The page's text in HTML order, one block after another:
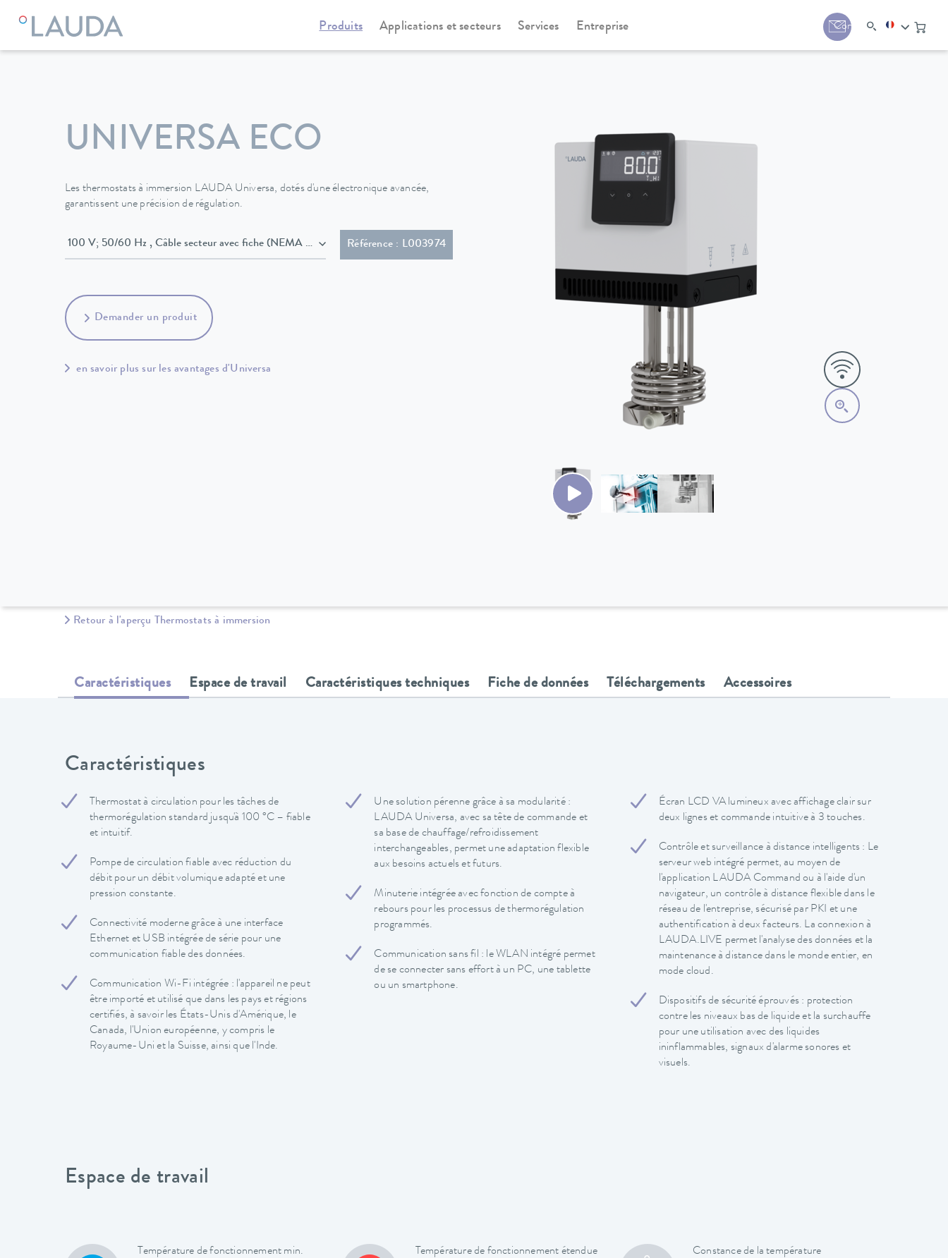
Produits Applications et secteurs Services Entreprise Contact
LAUDA Appareils de thermorégulation Thermostats à immersion Universa
UNIVERSA ECO
Les thermostats à immersion LAUDA Universa, dotés d'une électronique avancée,
garantissent une précision de régulation.
100 V; 50/60 Hz , Câble secteur avec fiche (NEMA 5-15P) Référence : L003974
Demander un produit
en savoir plus sur les avantages d'Universa
Retour à l'aperçu Thermostats à immersion
Caractéristiques Espace de travail Caractéristiques techniques Fiche de données Téléchargements Accessoires
Caractéristiques
Thermostat à circulation pour les tâches de
thermorégulation standard jusqu'à 100 °C – fiable
et intuitif.
Pompe de circulation fiable avec réduction du
débit pour un débit volumique adapté et une
pression constante.
Connectivité moderne grâce à une interface
Ethernet et USB intégrée de série pour une
communication fiable des données.
Communication Wi-Fi intégrée : l'appareil ne peut
être importé et utilisé que dans les pays et régions
certifiés, à savoir les États-Unis d'Amérique, le
Canada, l'Union européenne, y compris le
Royaume-Uni et la Suisse, ainsi que l'Inde.
Une solution pérenne grâce à sa modularité :
LAUDA Universa, avec sa tête de commande et
sa base de chauffage/refroidissement
interchangeables, permet une adaptation flexible
aux besoins actuels et futurs.
Minuterie intégrée avec fonction de compte à
rebours pour les processus de thermorégulation
programmés.
Communication sans fil : le WLAN intégré permet
de se connecter sans effort à un PC, une tablette
ou un smartphone.
Écran LCD VA lumineux avec affichage clair sur
deux lignes et commande intuitive à 3 touches.
Contrôle et surveillance à distance intelligents : Le
serveur web intégré permet, au moyen de
l'application LAUDA Command ou à l'aide d'un
navigateur, un contrôle à distance flexible dans le
réseau de l'entreprise, sécurisé par PKI et une
authentification à deux facteurs. La connexion à
LAUDA.LIVE permet l'analyse des données et la
maintenance à distance dans le monde entier, en
mode cloud.
Dispositifs de sécurité éprouvés : protection
contre les niveaux bas de liquide et la surchauffe
pour une utilisation avec des liquides
ininflammables, signaux d'alarme sonores et
visuels.
Espace de travail
Température de fonctionnement min.
Température de fonctionnement étendue
Constance de la température